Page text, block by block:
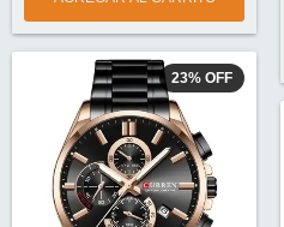
23% OFF